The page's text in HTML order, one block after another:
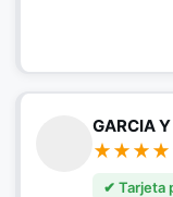
GARCIA
✔ Tarjeta